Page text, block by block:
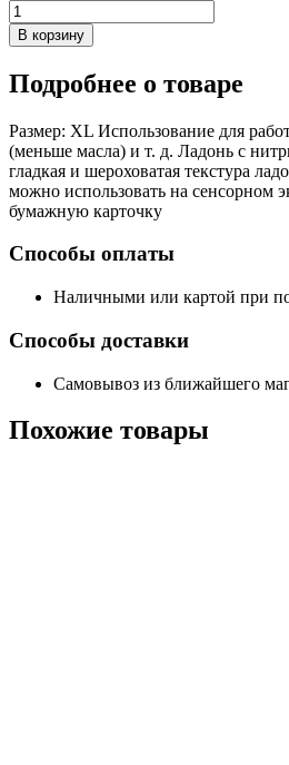
В корзину
Подробнее о товаре
Размер: XL Использование для
(меньше масла) и т. д. Ладонь с
гладкая и шероховатая текстура
можно использовать на сенсорном
бумажную карточку
Способы оплаты
Наличными или картой при
Способы доставки
Самовывоз из ближайшего
Похожие товары